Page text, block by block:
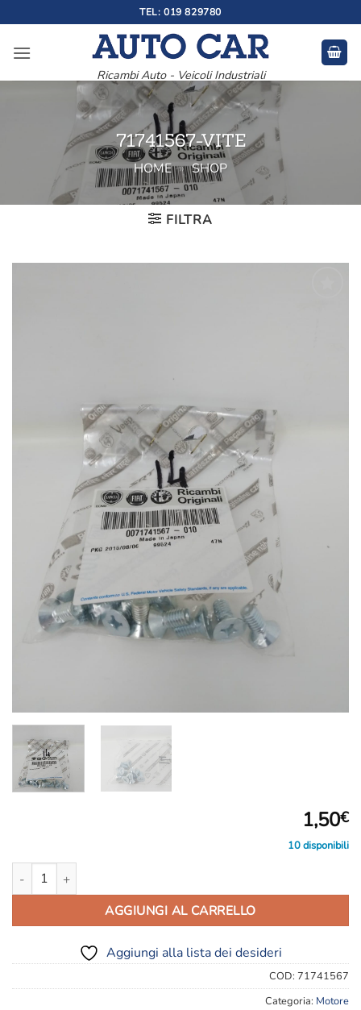
ai
contenuti
TEL: 019 829780
Ricambi Auto - Veicoli Industriali
71741567-VITE
HOME » SHOP
FILTRA
1,50€
10 disponibili
71741567-VITE quantità
AGGIUNGI AL CARRELLO
Aggiungi alla lista dei desideri
COD: 71741567
Categoria: Motore